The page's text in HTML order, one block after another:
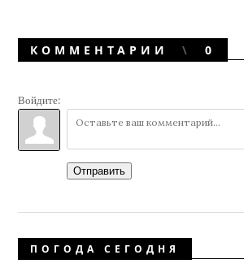
КОММЕНТАРИИ 0
Войдите:
Отправить
ПОГОДА СЕГОДНЯ